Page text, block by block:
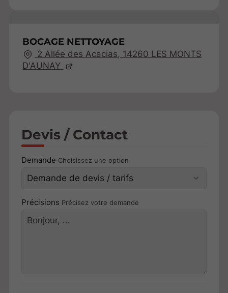
BOCAGE NETTOYAGE
2 Allée des Acacias, 14260 LES MONTS
D'AUNAY
Devis / Contact
Demande Choisissez une option
Précisions Précisez votre demande